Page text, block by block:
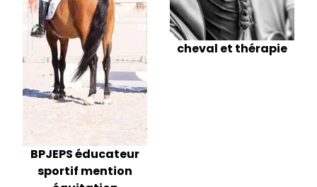
BPJEPS éducateur
sportif mention
cheval et thérapie